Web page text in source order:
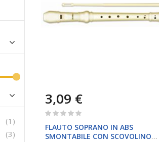
3,09 €
Rating:
FLAUTO SOPRANO IN ABS
SMONTABILE CON SCOVOLINO
1 elemento
3prodotti